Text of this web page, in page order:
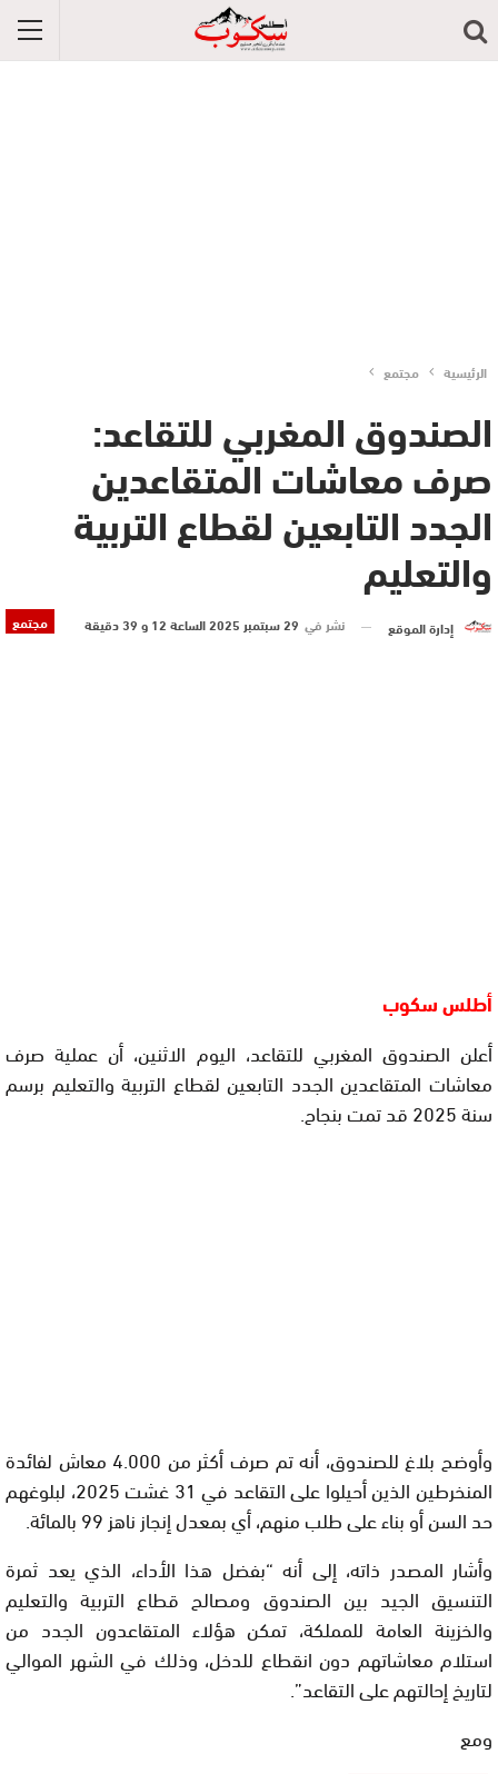
الرئيسية مجتمع
الصندوق المغربي للتقاعد:
صرف معاشات المتقاعدين
الجدد التابعين لقطاع التربية
والتعليم
مجتمع إدارة الموقع نشر في 29 سبتمبر 2025 الساعة 12 و 39 دقيقة
أطلس سكوب
أعلن الصندوق المغربي للتقاعد، اليوم الاثنين، أن عملية صرف
معاشات المتقاعدين الجدد التابعين لقطاع التربية والتعليم برسم
سنة 2025 قد تمت بنجاح.
وأوضح بلاغ للصندوق، أنه تم صرف أكثر من 4.000 معاش لفائدة
المنخرطين الذين أحيلوا على التقاعد في 31 غشت 2025، لبلوغهم
حد السن أو بناء على طلب منهم، أي بمعدل إنجاز ناهز 99 بالمائة.
وأشار المصدر ذاته، إلى أنه “بفضل هذا الأداء، الذي يعد ثمرة
التنسيق الجيد بين الصندوق ومصالح قطاع التربية والتعليم
والخزينة العامة للمملكة، تمكن هؤلاء المتقاعدون الجدد من
استلام معاشاتهم دون انقطاع للدخل، وذلك في الشهر الموالي
لتاريخ إحالتهم على التقاعد”.
ومع